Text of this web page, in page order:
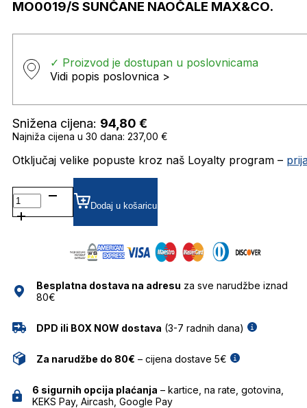
MO0019/S SUNČANE NAOČALE MAX&CO.
✓ Proizvod je dostupan u poslovnicama
Vidi popis poslovnica >
Snižena cijena: 94,80 €
Najniža cijena u 30 dana: 237,00 €
Otključaj velike popuste kroz naš Loyalty program –
MO0019/S SUNČANE
NAOČALE
MAX&CO.
Dodaj u košaricu
Besplatna dostava na adresu za sve narudžbe iznad
80€
DPD ili BOX NOW dostava (3-7 radnih dana)
Za narudžbe do 80€ – cijena dostave 5€
6 sigurnih opcija plaćanja – kartice, na rate, gotovina,
KEKS Pay, Aircash, Google Pay